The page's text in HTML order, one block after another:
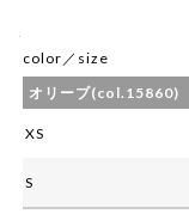
color／size
オリーブ(col.15860)
XS
S